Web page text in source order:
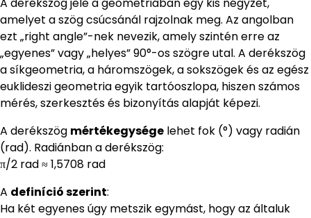
A derékszög jele a geometriában egy kis négyzet,
amelyet a szög csúcsánál rajzolnak meg. Az angolban
ezt „right angle”-nek nevezik, amely szintén erre az
„egyenes” vagy „helyes” 90°-os szögre utal. A derékszög
a síkgeometria, a háromszögek, a sokszögek és az egész
euklideszi geometria egyik tartóoszlopa, hiszen számos
mérés, szerkesztés és bizonyítás alapját képezi.
A derékszög mértékegysége lehet fok (°) vagy radián
(rad). Radiánban a derékszög:
π/2 rad ≈ 1,5708 rad
A definíció szerint:
Ha két egyenes úgy metszik egymást, hogy az általuk